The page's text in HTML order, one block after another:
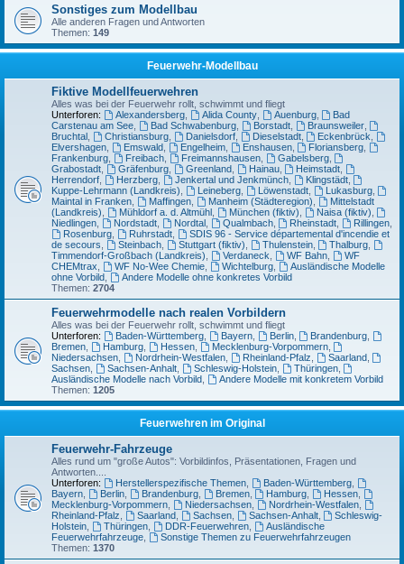
Sonstiges zum Modellbau
Alle anderen Fragen und Antworten
Themen: 149
Feuerwehr-Modellbau
Fiktive Modellfeuerwehren
Alles was bei der Feuerwehr rollt, schwimmt und fliegt
Unterforen:
Alexandersberg, Alida County, Auenburg,
Bad
Carstenau am See
Bad Schwabenburg, Borstadt, Braunsweiler,
Bruchtal
Christiansburg, Danielsdorf, Dieselstadt, Eckenbrück
Elvershagen
Emswald, Engelheim, Enshausen, Floriansberg
Frankenburg
Freibach, Freimannshausen, Gabelsberg,
Grabostadt
Gräfenburg, Greenland, Hainau, Heimstadt
Herrendorf
Herzberg, Jenkertal und Jenkmünch, Klingstädt,
Kuppe-Lehrmann (Landkreis)
Leineberg, Löwenstadt, Lukasburg,
Maintal in Franken
Maffingen, Manheim (Städteregion)
Mittelstadt
(Landkreis)
Mühldorf a. d. Altmühl, München (fiktiv) Naisa (fiktiv)
Niedlingen
Nordstadt, Nordtal, Qualmbach, Rheinstadt Rillingen
Rosenburg, Ruhrstadt,
SDIS 96 - Service départemental d'incendie et
de secours
Steinbach, Stuttgart (fiktiv) Thulenstein, Thalburg
Timmendorf-Großbach (Landkreis)
Verdaneck WF Bahn,
WF
CHEMtrax
WF No-Wee Chemie, Wichtelburg,
Ausländische Modelle
ohne Vorbild
Andere Modelle ohne konkretes Vorbild
Themen: 2704
Feuerwehrmodelle nach realen Vorbildern
Alles was bei der Feuerwehr rollt, schwimmt und fliegt
Unterforen:
Baden-Württemberg, Bayern, Berlin, Brandenburg
Bremen
Hamburg, Hessen, Mecklenburg-Vorpommern,
Niedersachsen
Nordrhein-Westfalen, Rheinland-Pfalz Saarland,
Sachsen
Sachsen-Anhalt, Schleswig-Holstein, Thüringen,
Ausländische Modelle nach Vorbild
Andere Modelle mit konkretem Vorbild
Themen: 1205
Feuerwehren im Original
Feuerwehr-Fahrzeuge
Alles rund um "große Autos": Vorbildinfos, Präsentationen, Fragen und
Antworten....
Unterforen:
Herstellerspezifische Themen, Baden-Württemberg,
Bayern
Berlin, Brandenburg, Bremen, Hamburg Hessen
Mecklenburg-Vorpommern
Niedersachsen, Nordrhein-Westfalen,
Rheinland-Pfalz
Saarland, Sachsen, Sachsen-Anhalt,
Schleswig-
Holstein
Thüringen, DDR-Feuerwehren,
Ausländische
Feuerwehrfahrzeuge
Sonstige Themen zu Feuerwehrfahrzeugen
Themen: 1370